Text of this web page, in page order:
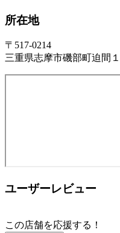
所在地
〒517-0214
三重県志摩市磯部町迫間１
ユーザーレビュー
この店舗を応援する！